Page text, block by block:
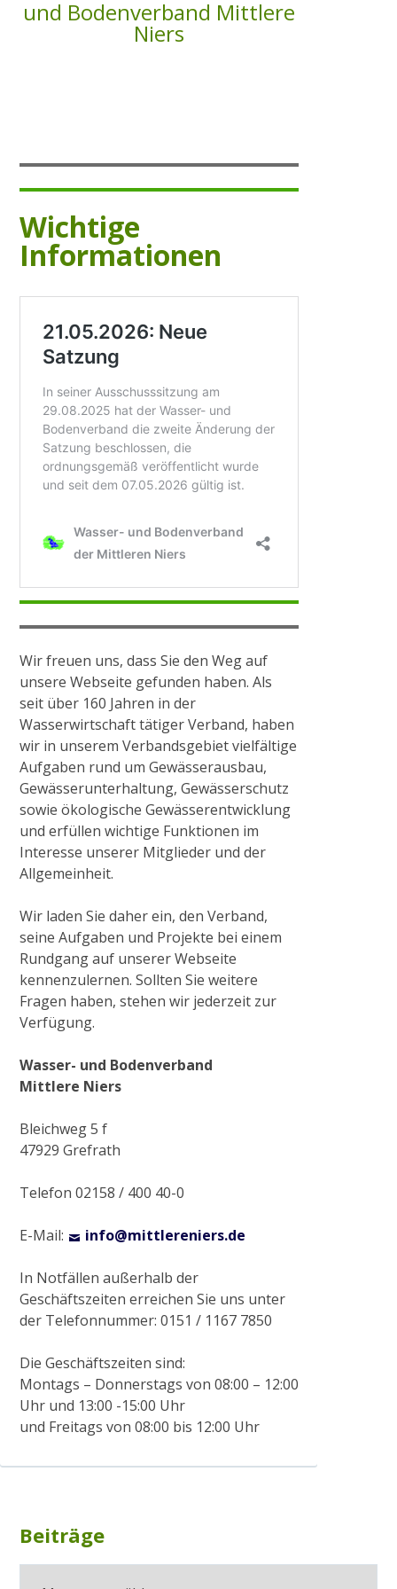
FAQ
AUFGABEN
Gewässerausbau
Anlagen
Historisches Wehr
Pumpstation Grefrath
Hochwassermanagement
2009
Pilotprojekt Zweigkanal
2015
Ausgleichsmaßnahme Cloerbruch, Gewässer
32.01.07
Naturnaher Gewässerausbau 06.04 in
Grefrath-Vinkrath
Mündung
Radtour zum historischen Wehr
2017
Gewässerausbau Cloer am Bettrather Dyk
Sohlschalenentnahme
Radtour „Wasserwirtschaft rund um Grefrath“
2018
und Bodenverband Mittlere
Niers
Wichtige
Informationen
Wirfreuen uns, dass Sie den Weg auf
unsere Webseite gefunden haben. Als
seit über 160 Jahren in der
Wasserwirtschaft tätiger Verband, haben
wir in unserem Verbandsgebiet vielfältige
Aufgaben rund um Gewässerausbau,
Gewässerunterhaltung, Gewässerschutz
sowie ökologische Gewässerentwicklung
und erfüllen wichtige Funktionen im
Interesse unserer Mitgliederund der
Allgemeinheit.
Wir laden Sie daher ein, den Verband,
seine Aufgaben und Projekte bei einem
Rundgang auf unserer Webseite
kennenzulernen. Sollten Sie weitere
Fragen haben, stehen wir jederzeit zur
Verfügung.
Wasser- und Bodenverband
Mittlere Niers
Bleichweg 5 f
47929 Grefrath
Telefon 02158 / 400 40-0
E-Mail: info@mittlereniers.de
In Notfällen außerhalb der
Geschäftszeiten erreichen Sie uns unter
der Telefonnummer: 0151 / 1167 7850
Die Geschäftszeiten sind:
Montags – Donnerstags von 08:00 – 12:00
Uhr und 13:00 -15:00 Uhr
und Freitags von 08:00 bis 12:00 Uhr
Subsidiary
Sidebar
BeiträgeBeiträge